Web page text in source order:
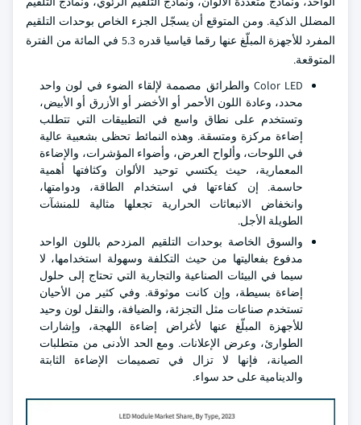
المضلل الذكية. ومن المتوقع أن يسجّل الجزء الخاص بوحدات التلقيم
المفرد للأجهزة المبلّغ عنها رقما قياسيا قدره 5.3 في المائة من الفترة
المتوقعة.
Color LED والطرائق مصممة لإلقاء الضوء في لون واحد
محدد، وعادة اللون الأحمر أو الأخضر أو الأزرق أو الأبيض،
وتستخدم على نطاق واسع في التطبيقات التي تتطلب
إضاءة مركزة ومتسقة. وهذه النمائط تحظى بشعبية عالية
في اللوحات، وألواح العرض، وأضواء المؤشرات، والإضاءة
المعمارية، حيث يكتسي توحيد الألوان وكثافتها أهمية
حاسمة. إن كفاءتها في استخدام الطاقة، ودوامتها،
وانخفاض الانبعاثات الحرارية تجعلها مثالية للمنشآت
الطويلة الأجل.
والسوق الخاصة بوحدات التلقيم المزدحم باللون الواحد
مدفوع بفعاليتها من حيث التكلفة وسهولة استخدامها، لا
سيما في البيئات الصناعية والتجارية التي تحتاج إلى حلول
إضاءة بسيطة، وإن كانت موثوقة. وفي كثير من الأحيان
تستخدم صناعات مثل التجزئة، والضيافة، والنقل لون وحيد
للأجهزة المبلّغ عنها لأغراض إضاءة اللهجة، وإشارات
الطوارئ، وعرض الإعلانات. ومع الحد الأدنى من متطلبات
الصيانة، فإنها لا تزال في تصميمات الإضاءة الثابتة
والدينامية على حد سواء.